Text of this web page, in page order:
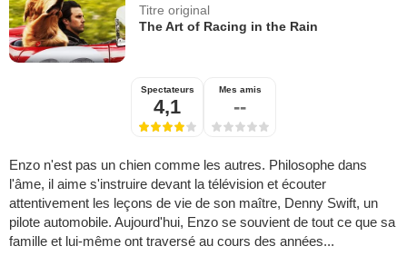
Titre original
The Art of Racing in the Rain
Spectateurs
4,1
Mes amis
--
Enzo n'est pas un chien comme les autres. Philosophe dans
l'âme, il aime s'instruire devant la télévision et écouter
attentivement les leçons de vie de son maître, Denny Swift, un
pilote automobile. Aujourd'hui, Enzo se souvient de tout ce que sa
famille et lui-même ont traversé au cours des années...